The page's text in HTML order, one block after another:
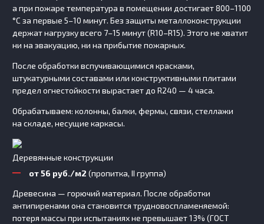
а при пожаре температура в помещении достигает 800–1100
°C за первые 5–10 минут. Без защиты металлоконструкции
держат нагрузку всего 7–15 минут (R10–R15). Этого не хватит
ни на эвакуацию, ни на прибытие пожарных.
После обработки вспучивающимися красками,
штукатурными составами или конструктивными плитами
предел огнестойкости вырастает до R240 — 4 часа.
Обрабатываем: колонны, балки, фермы, связи, стеллажи
на складе, несущие каркасы.
Деревянные конструкции
от 56 руб./м2 (пропитка, II группа)
Древесина — горючий материал. После обработки
антипиренами она становится трудновоспламеняемой:
потеря массы при испытаниях не превышает 13% (ГОСТ